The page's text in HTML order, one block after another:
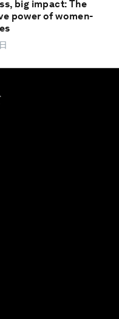
big impact: The
power of women-